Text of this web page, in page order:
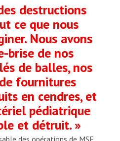
destructions
ce que nous
Nous avons
brise de nos
de balles, nos
fournitures
en cendres, et
pédiatrique
et détruit. »
des opérations de MSF